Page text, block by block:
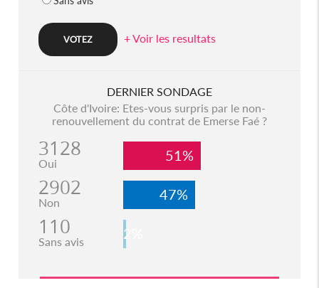
+ Voir les resultats
DERNIER SONDAGE
Côte d'Ivoire: Etes-vous surpris par le non-
renouvellement du contrat de Emerse Faé ?
3128
Oui 51%
2902
Non 47%
110
Sans avis 2%